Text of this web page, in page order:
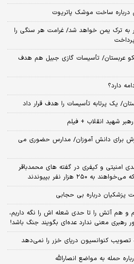
درباره ساخت موشک پاتریوت
به ترک یمن خواهد شد/ غرامت هر سنگی را
عربستان/ تأسیسات گازی جبیل هم هدف
دارد؟
یک پرتابه تأسیسات را هدف قرار داد
شهید انقلاب + فیلم
برای دانش آموزان/ مدارس حضوری می
از ۳ یا ۴ جرم جدی امنیتی و کیفری در گفته های محمدباقر
هزار نفر بپیوندند
پزشکیان درباره بی حجابی
و هم آتش را تا حدی شعله اش را نگه داریم،
معنی ندارد عده‌ای بگویند جنگ باشد!
کنوانسیون دریای خزر را نمی‌دهد
حمله به مواضع انصارالله